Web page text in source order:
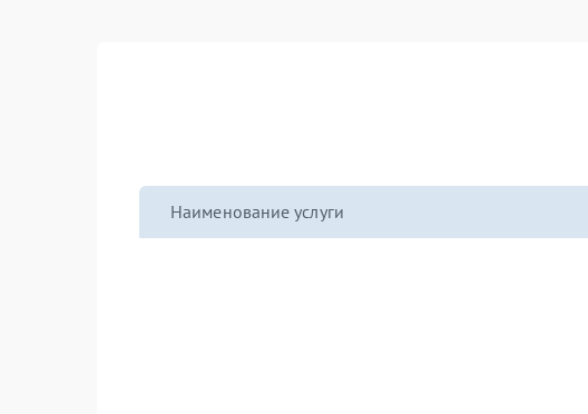
Наименование услуги